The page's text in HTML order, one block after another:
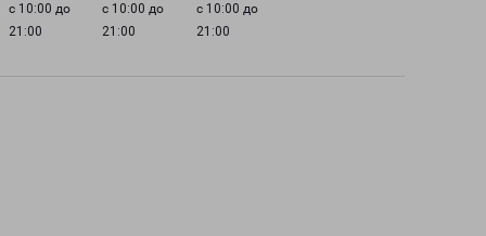
с 10:00 до
21:00
с 10:00 до
21:00
с 10:00 до
21:00